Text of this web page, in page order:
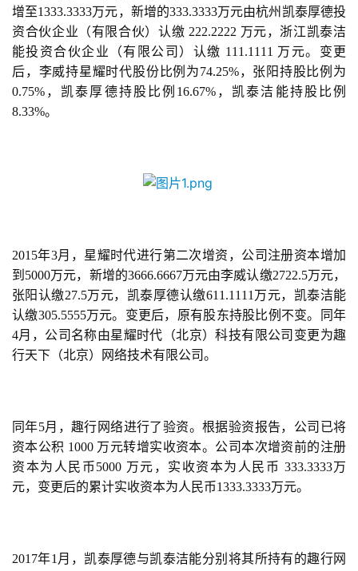
首
页
游
创
增至1333.3333万元，新增的333.3333万元由杭州凯泰厚德投
资合伙企业（有限合伙）认缴 222.2222 万元，浙江凯泰洁
能投资合伙企业（有限公司）认缴 111.1111 万元。变更
后，李威持星耀时代股份比例为74.25%，张阳持股比例为
0.75%，凯泰厚德持股比例16.67%，凯泰洁能持股比例
8.33%。
2015年3月，星耀时代进行第二次增资，公司注册资本增加
到5000万元，新增的3666.6667万元由李威认缴2722.5万元，
张阳认缴27.5万元，凯泰厚德认缴611.1111万元，凯泰洁能
认缴305.5555万元。变更后，原有股东持股比例不变。同年
4月，公司名称由星耀时代（北京）科技有限公司变更为趣
行天下（北京）网络技术有限公司。
同年5月，趣行网络进行了验资。根据验资报告，公司已将
资本公积 1000 万元转增实收资本。公司本次增资前的注册
资本为人民币5000 万元，实收资本为人民币 333.3333万
元，变更后的累计实收资本为人民币1333.3333万元。
2017年1月，凯泰厚德与凯泰洁能分别将其所持有的趣行网